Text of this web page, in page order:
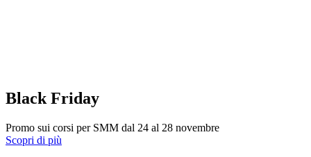
Black Friday
Promo sui corsi per SMM dal 24 al 28 novembre
Scopri di più